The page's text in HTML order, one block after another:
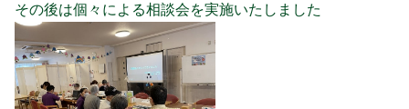
その後は個々による相談会を実施いたしました